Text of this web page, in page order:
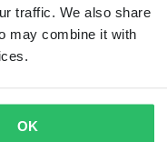
traffic. We also share
may combine it with
OK